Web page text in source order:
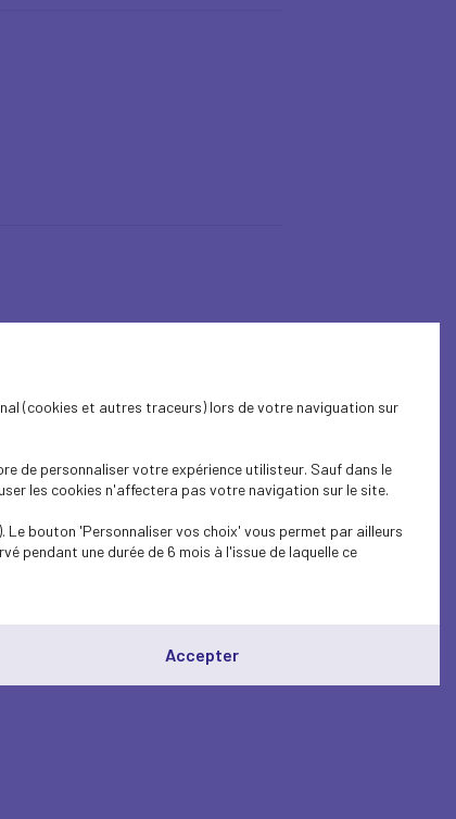
(cookies et autres traceurs) lors de votre naviguation sur
de personnaliser votre expérience utilisteur. Sauf dans le
les cookies n'affectera pas votre navigation sur le site.
bouton 'Personnaliser vos choix' vous permet par ailleurs
pendant une durée de 6 mois à l'issue de laquelle ce
Accepter